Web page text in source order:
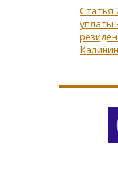
Статья
уплаты